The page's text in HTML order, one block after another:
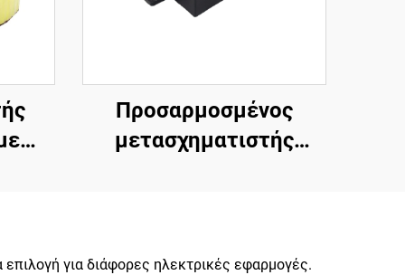
Προσαρμοσμένος
μετασχηματιστής
συχνότητας 50Hz 36V
για διάφορες ηλεκτρικές εφαρμογές.